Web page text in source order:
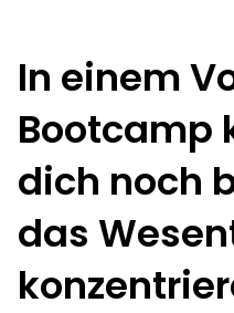
In einem
Bootcamp
dich noch
das